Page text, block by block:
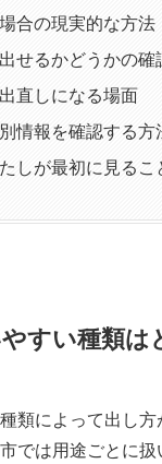
合の現実的な方法
せるかどうかの確
直しになる場面
情報を確認する方
しが最初に見るこ
すい種類は
類によって出し
では用途ごとに扱